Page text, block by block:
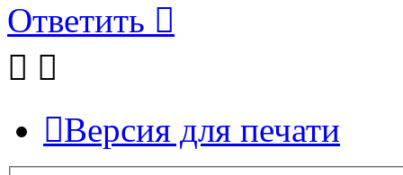
Ответить
Версия для печати